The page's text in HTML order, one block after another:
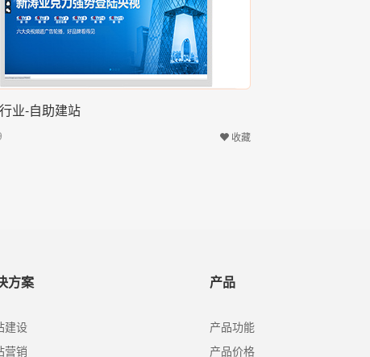
业-自助建站
收藏
方案
建设
营销
产品
产品功能
产品价格